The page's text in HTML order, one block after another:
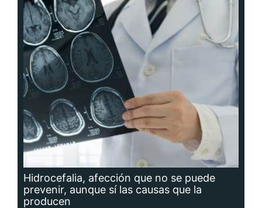
Hidrocefalia, afección que no se puede
prevenir, aunque sí las causas que la
producen